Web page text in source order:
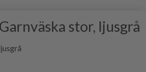
stor, ljusgrå